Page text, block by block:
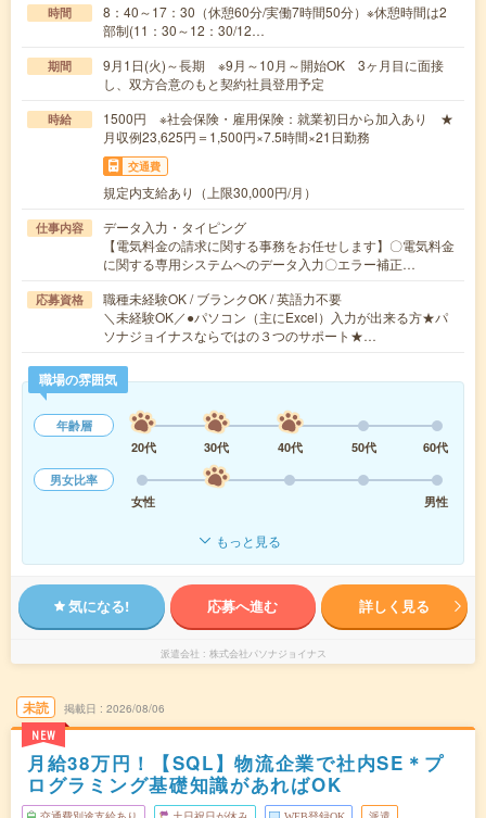
時間
8：40～17：30（休憩60分/実働7時間50分）※休憩時間は2
部制(11：30～12：30/12…
期間
9月1日(火)～長期 ※9月～10月～開始OK 3ヶ月目に面接
し、双方合意のもと契約社員登用予定
時給
1500円 ※社会保険・雇用保険：就業初日から加入あり ★
月収例23,625円＝1,500円×7.5時間×21日勤務
交通費
規定内支給あり（上限30,000円/月）
仕事内容
データ入力・タイピング
【電気料金の請求に関する事務をお任せします】〇電気料金
に関する専用システムへのデータ入力〇エラー補正…
応募資格
職種未経験OK / ブランクOK / 英語力不要
＼未経験OK／●パソコン（主にExcel）入力が出来る方★パ
ソナジョイナスならではの３つのサポート★…
職場の雰囲気
年齢層
20代
30代 40代 50代
60代
男女比率
女性
男性
もっと見る
気になる! 応募へ進む 詳しく見る
派遣会社 株式会社パソナジョイナス
未読
NEW
掲載日 2026/08/06
月給38万円！【SQL】物流企業で社内SE＊プ
ログラミング基礎知識があればOK
交通費別途支給あり 土日祝日が休み WEB登録OK 派遣